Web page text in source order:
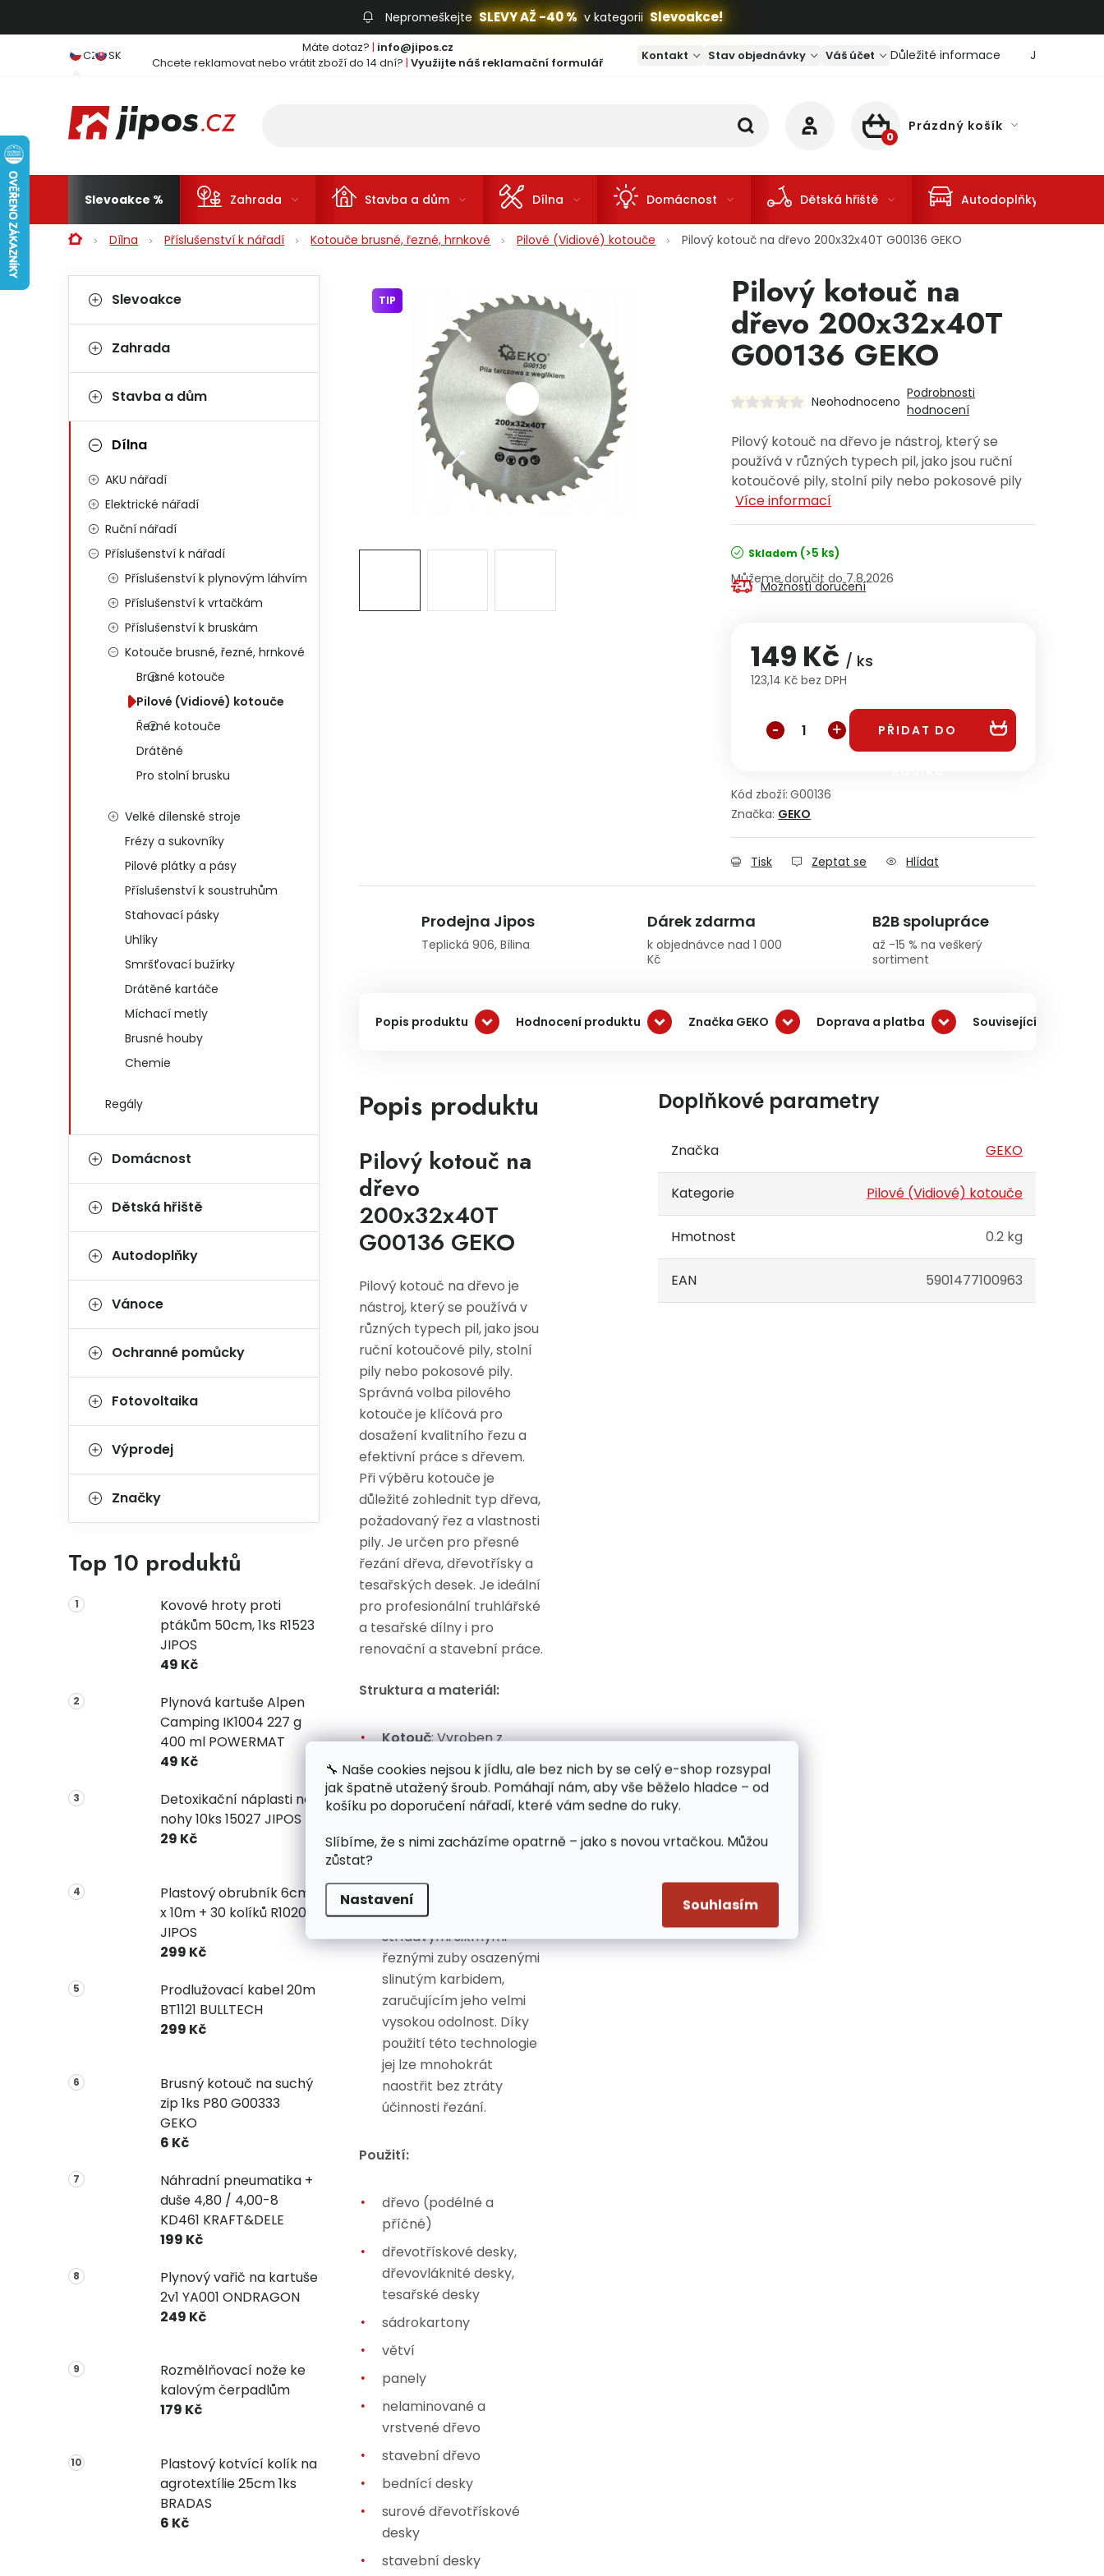
🔧 Naše cookies nejsou k jídlu, ale bez nich by se celý e-shop rozsypal
jak špatně utažený šroub. Pomáhají nám, aby vše běželo hladce – od
košíku po doporučení nářadí, které vám sedne do ruky.
Slíbíme, že s nimi zacházíme opatrně – jako s novou vrtačkou. Můžou
zůstat?
Nastavení Souhlasím
Nepromeškejte SLEVY AŽ -40 % v kategorii Slevoakce!
CZ SK Máte dotaz? | info@jipos.cz
Chcete reklamovat nebo vrátit zboží do 14 dní? | Využijte náš reklamační formulář Kontakt Stav objednávky Váš účet Důležité informace Jaký je
NÁKUPNÍ KOŠÍK
Prázdný košík
Slevoakce Zahrada Stavba a dům Dílna Domácnost Dětská hřiště Autodoplňky
DomůDílna Příslušenství k nářadí Kotouče brusné, řezné, hrnkové Pilové (Vidiové) kotouče Pilový kotouč na dřevo 200x32x40T G00136 GEKO
Postranní panel
Kategorie
Slevoakce
Zahrada
Stavba a dům
Dílna
AKU nářadí
Elektrické nářadí
Ruční nářadí
Příslušenství k nářadí
Příslušenství k plynovým láhvím
Příslušenství k vrtačkám
Příslušenství k bruskám
Kotouče brusné, řezné, hrnkové
Brusné kotouče
Pilové (Vidiové) kotouče
Řezné kotouče
Drátěné
Pro stolní brusku
Velké dílenské stroje
Frézy a sukovníky
Pilové plátky a pásy
Příslušenství k soustruhům
Stahovací pásky
Uhlíky
Smršťovací bužírky
Drátěné kartáče
Míchací metly
Brusné houby
Chemie
Regály
Domácnost
Dětská hřiště
Autodoplňky
Vánoce
Ochranné pomůcky
Fotovoltaika
Výprodej
Značky
Top 10 produktů
Kovové hroty proti
ptákům 50cm, 1ks R1523
JIPOS
49 Kč
Plynová kartuše Alpen
Camping IK1004 227 g
400 ml POWERMAT
49 Kč
Detoxikační náplasti na
nohy 10ks 15027 JIPOS
29 Kč
Plastový obrubník 6cm
x 10m + 30 kolíků R1020
JIPOS
299 Kč
Prodlužovací kabel 20m
BT1121 BULLTECH
299 Kč
Brusný kotouč na suchý
zip 1ks P80 G00333
GEKO
6 Kč
Náhradní pneumatika +
duše 4,80 / 4,00-8
KD461 KRAFT&DELE
199 Kč
Plynový vařič na kartuše
2v1 YA001 ONDRAGON
249 Kč
Rozmělňovací nože ke
kalovým čerpadlům
179 Kč
Plastový kotvící kolík na
agrotextílie 25cm 1ks
BRADAS
6 Kč
Pilový kotouč na
dřevo 200x32x40T
G00136 GEKO
Neohodnoceno
Podrobnosti
hodnocení
Pilový kotouč na dřevo je nástroj, který se
používá v různých typech pil, jako jsou ruční
kotoučové pily, stolní pily nebo pokosové pily
Více informací
Skladem (>5 ks)
7.8.2026
Možnosti doručení
149 Kč / ks
123,14 Kč bez DPH
PŘIDAT DO
Kód zboží: G00136
Značka: GEKO
Tisk Zeptat se Hlídat
TIP
Prodejna Jipos
Teplická 906, Bílina
Dárek zdarma
k objednávce nad 1 000
Kč
B2B spolupráce
až -15 % na veškerý
sortiment
Popis produktu Hodnocení produktu Značka GEKO Doprava a platba Související produkty
Popis produktu
Pilový kotouč na
dřevo
200x32x40T
G00136 GEKO
Pilový kotouč na dřevo je
nástroj, který se používá v
různých typech pil, jako jsou
ruční kotoučové pily, stolní
pily nebo pokosové pily.
Správná volba pilového
kotouče je klíčová pro
dosažení kvalitního řezu a
efektivní práce s dřevem.
Při výběru kotouče je
důležité zohlednit typ dřeva,
požadovaný řez a vlastnosti
pily. Je určen pro přesné
řezání dřeva, dřevotřísky a
tesařských desek. Je ideální
pro profesionální truhlářské
a tesařské dílny i pro
renovační a stavební práce.
Struktura a materiál:
Kotouč: Vyroben z
vysoce kvalitní oceli,
která poskytuje
potřebnou pevnost a
opotřebení.
kotouče jsou zuby.
Kotouč je vybaven 40
střídavými šikmými
řeznými zuby osazenými
slinutým karbidem,
zaručujícím jeho velmi
vysokou odolnost. Díky
použití této technologie
jej lze mnohokrát
naostřit bez ztráty
účinnosti řezání.
Použití:
dřevo (podélné a
příčné)
dřevotřískové desky,
dřevovláknité desky,
tesařské desky
sádrokartony
větví
panely
nelaminované a
vrstvené dřevo
stavební dřevo
bednící desky
surové dřevotřískové
desky
stavební desky
Doplňkové parametry
Značka GEKO
Kategorie Pilové (Vidiové) kotouče
Hmotnost 0.2 kg
EAN 5901477100963